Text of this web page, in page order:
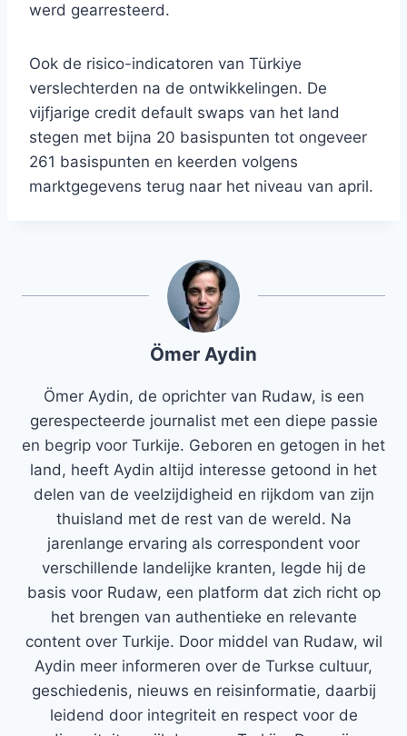
werd gearresteerd.
Ook de risico-indicatoren van Türkiye
verslechterden na de ontwikkelingen. De
vijfjarige credit default swaps van het land
stegen met bijna 20 basispunten tot ongeveer
261 basispunten en keerden volgens
marktgegevens terug naar het niveau van april.
Ömer Aydin
Ömer Aydin, de oprichter van Rudaw, is een
gerespecteerde journalist met een diepe passie
en begrip voor Turkije. Geboren en getogen in het
land, heeft Aydin altijd interesse getoond in het
delen van de veelzijdigheid en rijkdom van zijn
thuisland met de rest van de wereld. Na
jarenlange ervaring als correspondent voor
verschillende landelijke kranten, legde hij de
basis voor Rudaw, een platform dat zich richt op
het brengen van authentieke en relevante
content over Turkije. Door middel van Rudaw, wil
Aydin meer informeren over de Turkse cultuur,
geschiedenis, nieuws en reisinformatie, daarbij
leidend door integriteit en respect voor de